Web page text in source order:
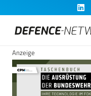
Anzeige